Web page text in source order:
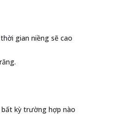
gian niềng sẽ cao
bất kỳ trường hợp nào